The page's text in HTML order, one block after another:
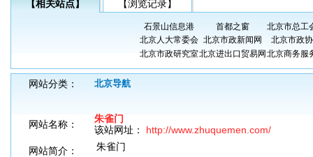
【相关站点】 【浏览记录】
石景山信息港 首都之窗
北京市总工
北京人大常委会 北京市政新闻网
北京市政协
北京市政研究室北京进出口贸易网 北京商务服
网站分类： 北京导航
网站名称：
朱雀门
该站网址： http://www.zhuquemen.com/
网站简介：
朱雀门